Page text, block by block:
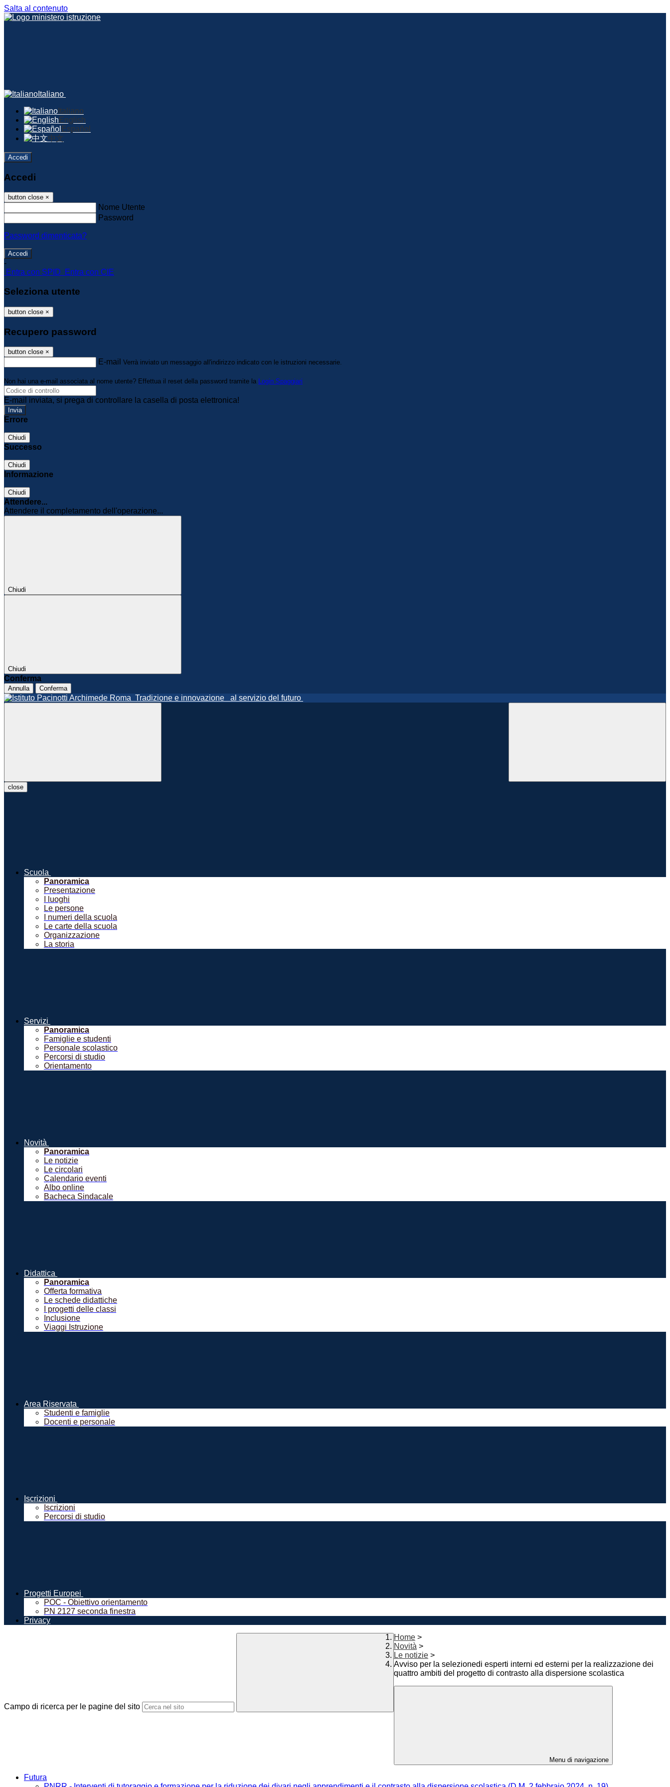
Salta al contenuto
Italiano
Italiano
English
Español
中文
Accedi
Accedi
button close ×
Nome Utente
Password
Password dimenticata?
-
Entra con SPID
Entra con CIE
Seleziona utente
button close ×
Recupero password
button close ×
E-mail Verrà inviato un messaggio all'indirizzo indicato con le istruzioni necessarie.
Non hai una e-mail associata al nome utente? Effettua il reset della password tramite la Login Spaggiari
E-mail inviata, si prega di controllare la casella di posta elettronica!
Errore
Chiudi
Successo
Chiudi
Informazione
Chiudi
Attendere...
Attendere il completamento dell'operazione...
Chiudi
Chiudi
Conferma
Annulla Conferma
Roma Tradizione e innovazione al servizio del futuro
close
Scuola
Panoramica
Presentazione
I luoghi
Le persone
I numeri della scuola
Le carte della scuola
Organizzazione
La storia
Servizi
Panoramica
Famiglie e studenti
Personale scolastico
Percorsi di studio
Orientamento
Novità
Panoramica
Le notizie
Le circolari
Calendario eventi
Albo online
Bacheca Sindacale
Didattica
Panoramica
Offerta formativa
Le schede didattiche
I progetti delle classi
Inclusione
Viaggi Istruzione
Area Riservata
Studenti e famiglie
Docenti e personale
Iscrizioni
Iscrizioni
Percorsi di studio
Progetti Europei
POC - Obiettivo orientamento
PN 2127 seconda finestra
Privacy
Campo di ricerca per le pagine del sito
Home >
Novità >
Le notizie >
Avviso per la selezionedi esperti interni ed esterni per la realizzazione dei
quattro ambiti del progetto di contrasto alla dispersione scolastica
Menu di navigazione
Futura